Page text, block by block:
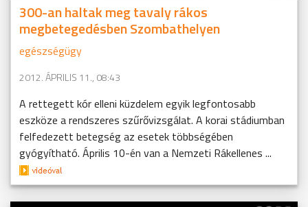
300-an haltak meg tavaly rákos
megbetegedésben Szombathelyen
egészségügy
2012. ÁPRILIS 11., 08:43
A rettegett kór elleni küzdelem egyik legfontosabb
eszköze a rendszeres szűrővizsgálat. A korai stádiumban
felfedezett betegség az esetek többségében
gyógyítható. Április 10-én van a Nemzeti Rákellenes ...